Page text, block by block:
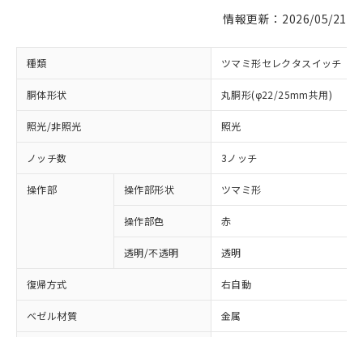
情報更新：2026/05/21
種類 ツマミ形セレクタスイッチ
胴体形状 丸胴形(φ22/25mm共用)
照光/非照光 照光
ノッチ数 3ノッチ
操作部 操作部形状 ツマミ形
操作部色 赤
透明/不透明 透明
復帰方式 右自動
ベゼル材質 金属